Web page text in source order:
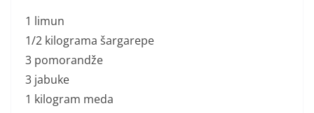
1 limun
1/2 kilograma šargarepe
3 pomorandže
3 jabuke
1 kilogram meda